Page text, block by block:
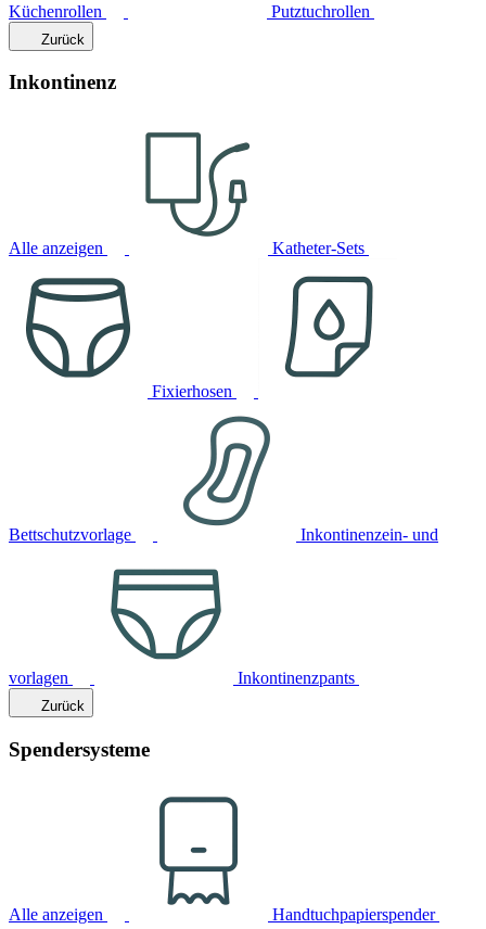
Küchenrollen Putztuchrollen
Zurück
Inkontinenz
Alle anzeigen Katheter-Sets
Fixierhosen
Bettschutzvorlage Inkontinenzein- und
vorlagen Inkontinenzpants
Zurück
Spendersysteme
Alle anzeigen Handtuchpapierspender